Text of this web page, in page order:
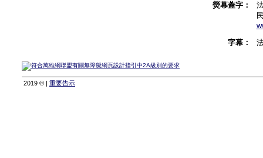
熒幕蓋字：
字幕：
2019 © | 重要告示